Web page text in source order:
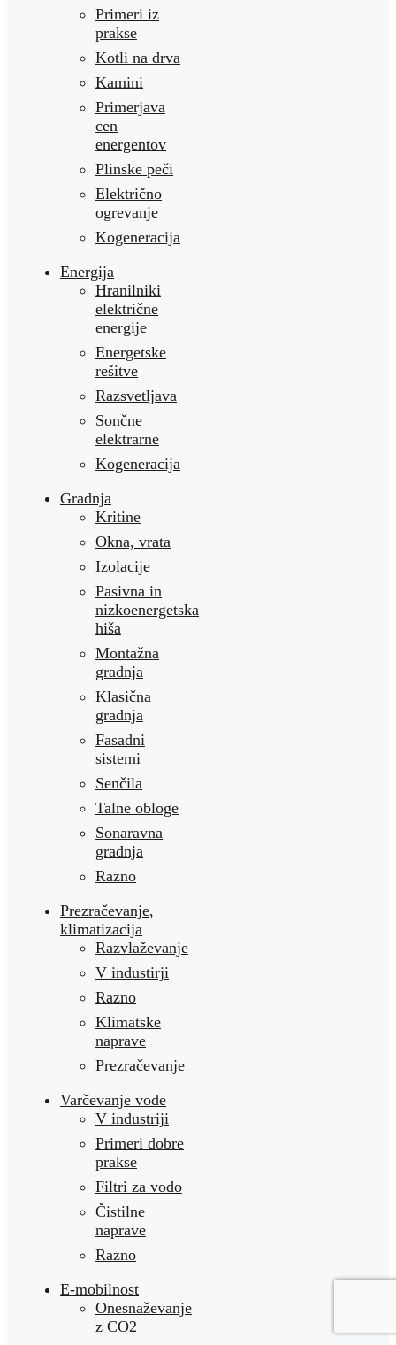
Primeri iz
prakse
Kotli na drva
Kamini
Primerjava
cen
energentov
Plinske peči
Električno
ogrevanje
Kogeneracija
Energija
Hranilniki
električne
energije
Energetske
rešitve
Razsvetljava
Sončne
elektrarne
Kogeneracija
Gradnja
Kritine
Okna, vrata
Izolacije
Pasivna in
nizkoenergetska
hiša
Montažna
gradnja
Klasična
gradnja
Fasadni
sistemi
Senčila
Talne obloge
Sonaravna
gradnja
Razno
Prezračevanje,
klimatizacija
Razvlaževanje
V industirji
Razno
Klimatske
naprave
Prezračevanje
Varčevanje vode
V industriji
Primeri dobre
prakse
Filtri za vodo
Čistilne
naprave
Razno
E-mobilnost
Onesnaževanje
z CO2